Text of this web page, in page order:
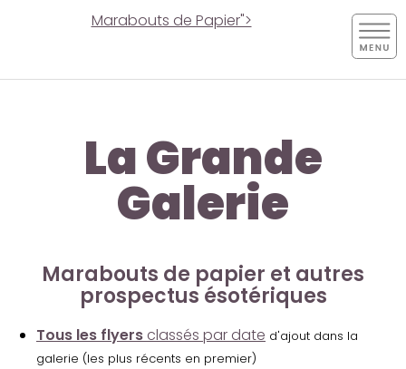
Marabouts de Papier">
La Grande
Galerie
Marabouts de papier et autres
prospectus ésotériques
Tous les flyers classés par date d'ajout dans la
galerie (les plus récents en premier)